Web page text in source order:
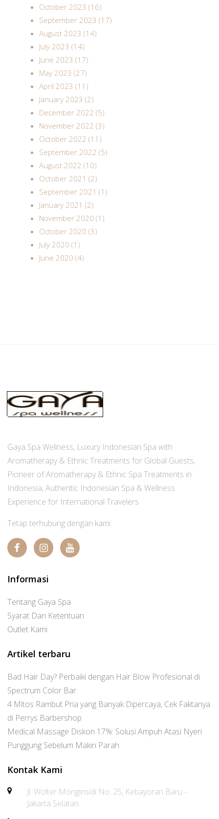
October 2023 (16)
September 2023 (17)
August 2023 (14)
July 2023 (14)
June 2023 (17)
May 2023 (27)
April 2023 (11)
January 2023 (2)
December 2022 (5)
November 2022 (3)
October 2022 (11)
September 2022 (5)
August 2022 (10)
October 2021 (2)
September 2021 (1)
January 2021 (2)
November 2020 (1)
October 2020 (3)
July 2020 (1)
June 2020 (4)
Gaya Spa Wellness, Luxury Indonesian Spa with
Aromatherapy & Ethnic Treatments for Global Guests,
Pioneer of Aromatherapy & Ethnic Spa Treatments in
Indonesia, Authentic Indonesian Spa & Wellness
Experience for International Travelers
Tetap terhubung dengan kami:
Informasi
Tentang Gaya Spa
Syarat Dan Ketentuan
Outlet Kami
Artikel terbaru
Bad Hair Day? Perbaiki dengan Hair Blow Profesional di
Spectrum Color Bar
4 Mitos Rambut Pria yang Banyak Dipercaya, Cek Faktanya
di Perrys Barbershop
Medical Massage Diskon 17%: Solusi Ampuh Atasi Nyeri
Punggung Sebelum Makin Parah
Kontak Kami
Jl. Wolter Monginsidi No. 25, Kebayoran Baru -
Jakarta Selatan